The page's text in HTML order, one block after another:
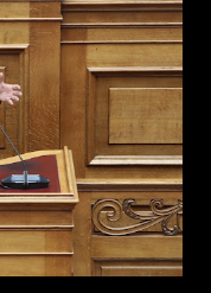
το υπ.αρ.πρωτ.
το από 10-07-2025
ΑΑΔΕ-Γενική Δ/νση
και της
Διευκρινίζεται ότι
υλικό που είχε
αρχείο του ΟΠΕΚΕΠ...